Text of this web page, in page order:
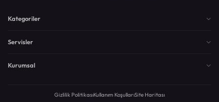
Kategoriler
Servisler
Kurumsal
Gizlilik PolitikasıKullanım KoşullarıSite Haritası